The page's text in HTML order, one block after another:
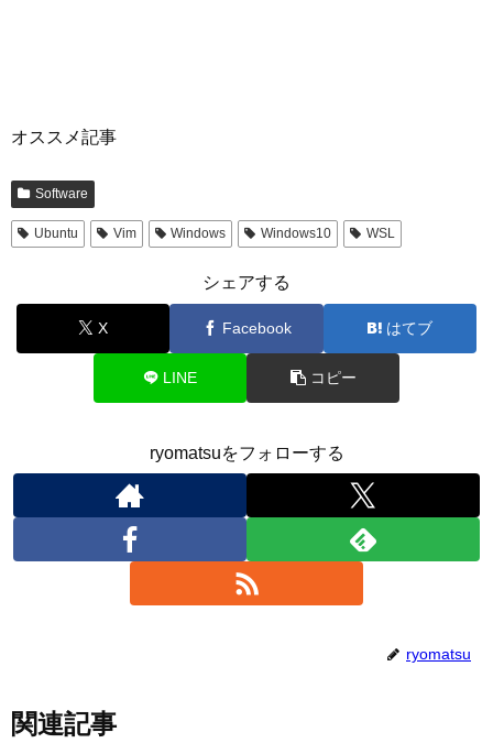
オススメ記事
Software
Ubuntu Vim Windows Windows10 WSL
シェアする
X Facebook はてブ
LINE コピー
ryomatsuをフォローする
ryomatsu
関連記事